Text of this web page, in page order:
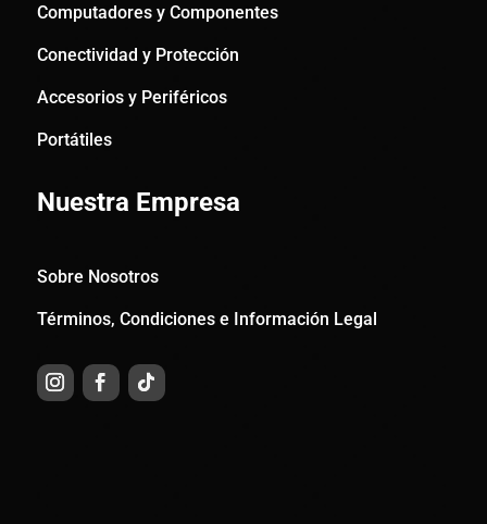
Computadores y Componentes
Conectividad y Protección
Accesorios y Periféricos
Portátiles
Nuestra Empresa
Sobre Nosotros
Términos, Condiciones e Información Legal